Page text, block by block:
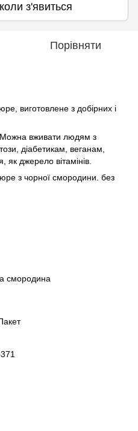
з'явиться
Порівняти
виготовлене з добірних і
Можна вживати людям з
діабетикам, веганам,
як джерело вітамінів.
з чорної смородини. без
смородина